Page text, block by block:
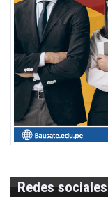
Redes sociales